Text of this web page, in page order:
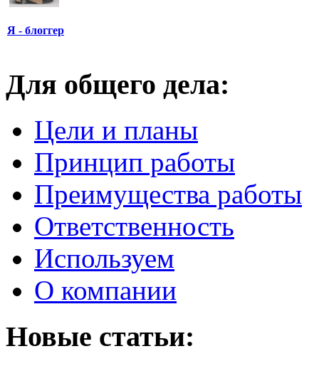
Я - блоггер
Для общего дела:
Цели и планы
Принцип работы
Преимущества работы
Ответственность
Используем
О компании
Новые статьи: